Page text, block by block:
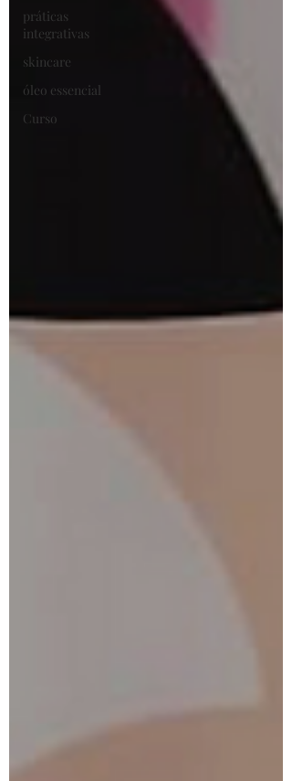
práticas
integrativas
skincare
óleo essencial
Curso